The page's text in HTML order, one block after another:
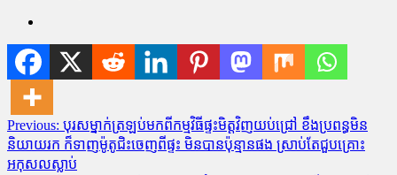
Post
navigation
Previous: បុរសម្នាក់ត្រឡប់មកពីកម្មវិធីផ្ទះមិត្តវិញយប់ជ្រៅ ខឹងប្រពន្ធមិន
និយាយរក ក៏ទាញម៉ូតូជិះចេញពីផ្ទះ មិនបានប៉ុន្មានផង ស្រាប់តែជួបគ្រោះ
អកុសលស្លាប់